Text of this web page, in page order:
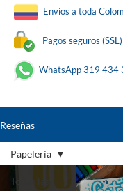
Envíos a toda
Pagos seguros (SSL)
WhatsApp 319 434
Reseñas
Todas las
Papelería